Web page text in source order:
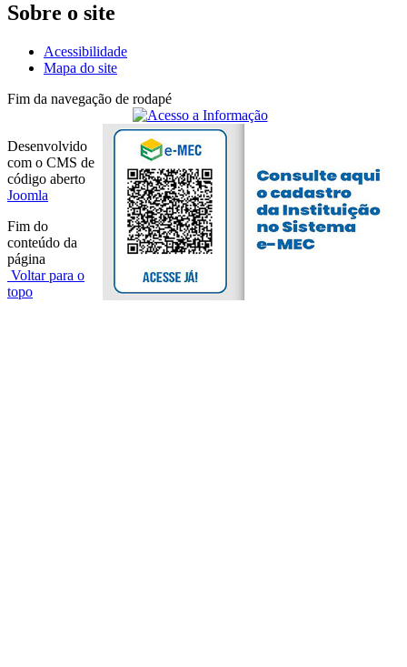
Sobre o site
Acessibilidade
Mapa do site
Fim da navegação de rodapé
Desenvolvido
com o CMS de
código aberto
Joomla
Fim do
conteúdo da
página
Voltar para o
topo